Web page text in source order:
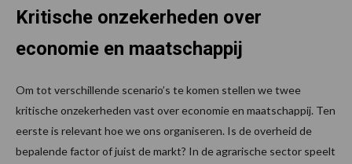
Kritische onzekerheden over
economie en maatschappij
Om tot verschillende scenario’s te komen stellen we twee
kritische onzekerheden vast over economie en maatschappij. Ten
eerste is relevant hoe we ons organiseren. Is de overheid de
bepalende factor of juist de markt? In de agrarische sector speelt